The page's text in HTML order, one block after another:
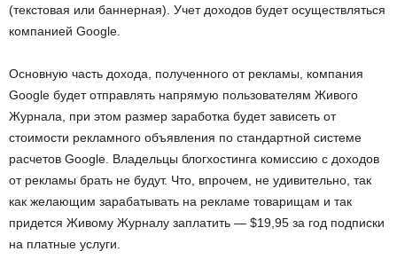
(текстовая или баннерная). Учет доходов будет осуществляться
компанией Google.
Основную часть дохода, полученного от рекламы, компания
Google будет отправлять напрямую пользователям Живого
Журнала, при этом размер заработка будет зависеть от
стоимости рекламного объявления по стандартной системе
расчетов Google. Владельцы блогхостинга комиссию с доходов
от рекламы брать не будут. Что, впрочем, не удивительно, так
как желающим зарабатывать на рекламе товарищам и так
придется Живому Журналу заплатить — $19,95 за год подписки
на платные услуги.